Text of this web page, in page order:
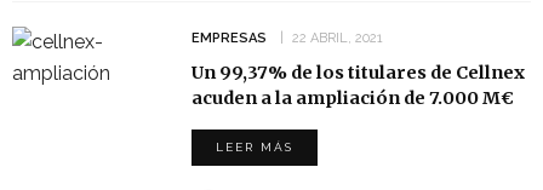
EMPRESAS 22 ABRIL, 2021
Un 99,37% de los titulares de Cellnex
acuden a la ampliación de 7.000 M€
LEER MÁS